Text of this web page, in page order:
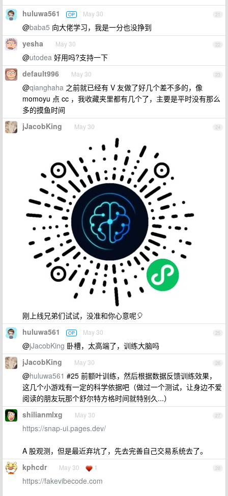
21
huluwa561 OP May 30
@baba5 向大佬学习，我是一分也没挣到
22
yesha May 30
@utodea 好用吗?支持一下
23
default996 May 30
@qianghaha 之前就已经有 V 友做了好几个差不多的，像
momoyu 点 cc ，我收藏夹里都有几个了，主要是平时没有那么
多的摸鱼时间
24
jJacobKing May 30
刚上线兄弟们试试，没准和你心意呢🎈
25
huluwa561 OP May 30
@jJacobKing 卧槽，太高端了，训练大脑吗
26
jJacobKing May 30
@huluwa561 #25 前额叶训练，然后根据数据反馈训练效果，
这几个小游戏有一定的科学依据吧（做过一个测试，让身边不爱
阅读的朋友玩那个舒尔特方格时间就特别久...）
27
shilianmlxg May 30
https://snap-ui.pages.dev/
A 股观测，但是最近弃坑了，先去完善自己交易系统去了。
28
kphcdr May 30 1
https://fakevibecode.com